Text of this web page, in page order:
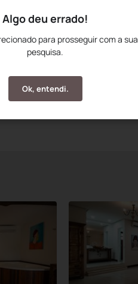
Algo deu errado!
para prosseguir com a sua
pesquisa.
Ok, entendi.